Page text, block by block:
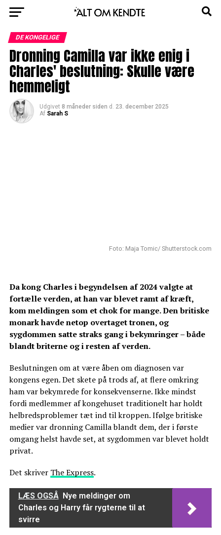
DE KONGELIGE
Dronning Camilla var ikke enig i
Charles' beslutning: Skulle være
hemmeligt
Udgivet 8 måneder siden d. 23. december 2025
Af Sarah S
Foto: Maja Tomic/ Shutterstock.com
Da kong Charles i begyndelsen af 2024 valgte at
fortælle verden, at han var blevet ramt af kræft,
kom meldingen som et chok for mange. Den britiske
monark havde netop overtaget tronen, og
sygdommen satte straks gang i bekymringer – både
blandt briterne og i resten af verden.
Beslutningen om at være åben om diagnosen var
kongens egen. Det skete på trods af, at flere omkring
ham var bekymrede for konsekvenserne. Ikke mindst
fordi medlemmer af kongehuset traditionelt har holdt
helbredsproblemer tæt ind til kroppen. Ifølge britiske
medier var dronning Camilla blandt dem, der i første
omgang helst havde set, at sygdommen var blevet holdt
privat.
Det skriver The Express.
LÆS OGSÅ Nye meldinger om
Charles og Harry får rygterne til at
svirre